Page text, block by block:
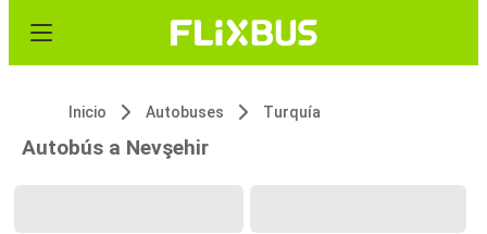
Inicio Autobuses Turquía
Autobús a Nevşehir